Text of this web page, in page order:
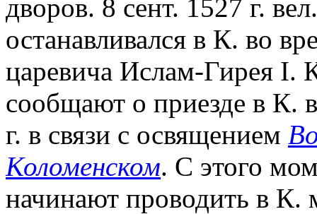
дворов. 8 сент. 1527 г.
останавливался в К. во
царевича Ислам-Гирея I.
сообщают о приезде в К.
г. в связи с освящением
Коломенском. С этого
начинают проводить в К.